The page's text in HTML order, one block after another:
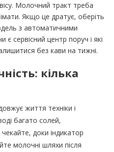
Молочний тракт треба
Якщо це дратує, оберіть
з автоматичними
сервісний центр поруч і які
без кави на тижні.
кілька
життя техніки і
багато солей,
доки індикатор
молочні шляхи після